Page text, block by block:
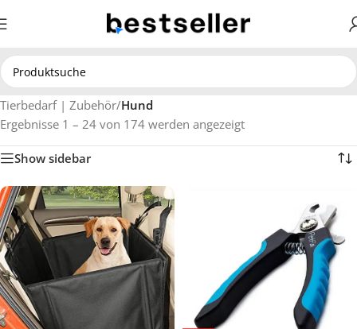
Tierbedarf | Zubehör/Hund
Ergebnisse 1 – 24 von 174 werden angezeigt
Show sidebar